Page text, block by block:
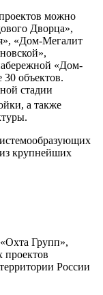
можно
Дворца»,
«Дом-Мегалит
«Дом-
объектов.
стадии
а также
крупнейших
Групп»,
проектов
России